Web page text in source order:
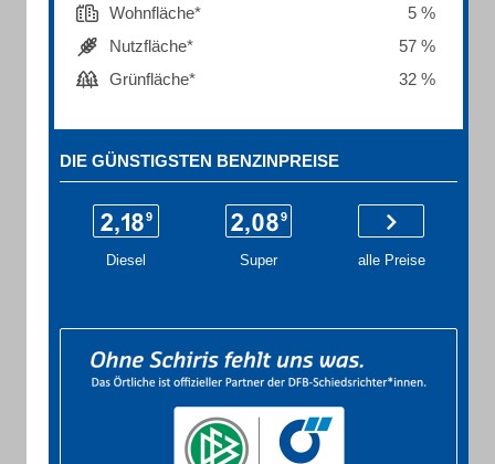
Wohnfläche*
5 %
Nutzfläche*
57 %
Grünfläche*
32 %
DIE GÜNSTIGSTEN BENZINPREISE
Diesel Super alle Preise